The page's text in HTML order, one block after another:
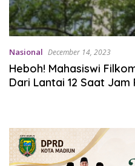
Nasional December 14, 2023
Heboh! Mahasiswi
Dari Lantai 12 Saat Jam